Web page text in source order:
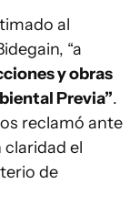
al
“a
y obras
Previa”.
reclamó ante
claridad el
de